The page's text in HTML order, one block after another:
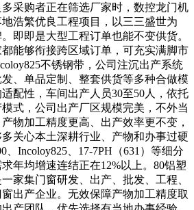
采购者正在筛选厂家时，数控龙门机
浩繁优良工程项目，以三三盛世为
即即是大型工程订单也能不变供货。
能够衔接跨区域订单，可充实满脚市
不锈钢带，公司注沉出产系统
、单品定制、整套供货等多种合做模
配性，车间出产人员30至50人，依托
式，公司出产厂区规模完美，不外当
物加工精度更高、出产效率更不变，
关心本土深耕行业、产物和办事过硬
、Incoloy825、17-7PH（631）等细分
年均增速连结正在12%以上。80铝塑
家集门窗研发、出产、批发、工程、
出产企业。无效保障产物加工精度取